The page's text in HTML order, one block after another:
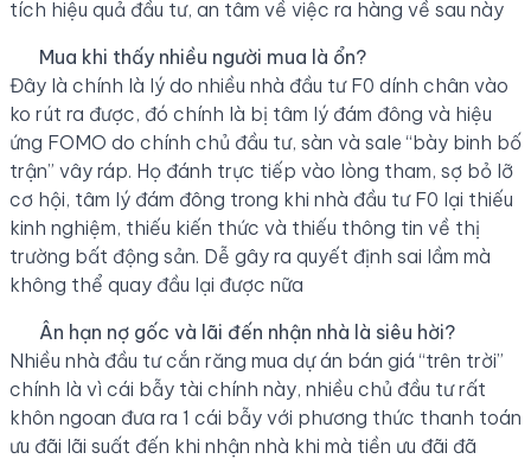
tích hiệu quả đầu tư, an tâm về việc ra hàng về sau này
Mua khi thấy nhiều người mua là ổn?
Đây là chính là lý do nhiều nhà đầu tư F0 dính chân vào
ko rút ra được, đó chính là bị tâm lý đám đông và hiệu
ứng FOMO do chính chủ đầu tư, sàn và sale “bày binh bố
trận” vây ráp. Họ đánh trực tiếp vào lòng tham, sợ bỏ lỡ
cơ hội, tâm lý đám đông trong khi nhà đầu tư F0 lại thiếu
kinh nghiệm, thiếu kiến thức và thiếu thông tin về thị
trường bất động sản. Dễ gây ra quyết định sai lầm mà
không thể quay đầu lại được nữa
Ân hạn nợ gốc và lãi đến nhận nhà là siêu hời?
Nhiều nhà đầu tư cắn răng mua dự án bán giá “trên trời”
chính là vì cái bẫy tài chính này, nhiều chủ đầu tư rất
khôn ngoan đưa ra 1 cái bẫy với phương thức thanh toán
ưu đãi lãi suất đến khi nhận nhà khi mà tiền ưu đãi đã